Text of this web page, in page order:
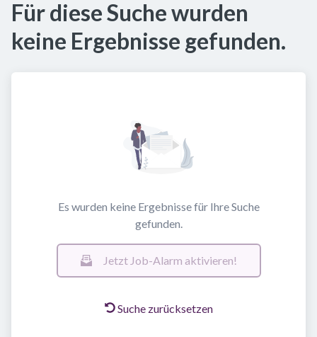
Für diese Suche wurden
keine Ergebnisse gefunden.
Es wurden keine Ergebnisse für Ihre Suche
gefunden.
Jetzt Job-Alarm aktivieren!
Suche zurücksetzen